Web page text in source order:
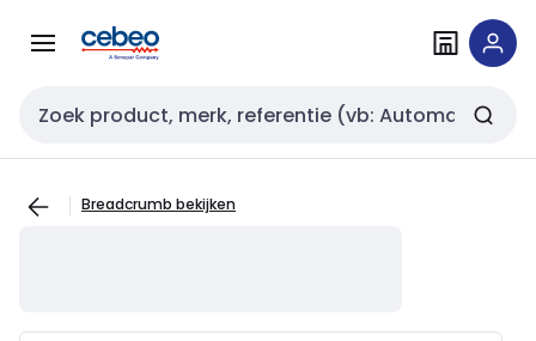
naar
naar
Zoekveld invoer
Breadcrumb bekijken